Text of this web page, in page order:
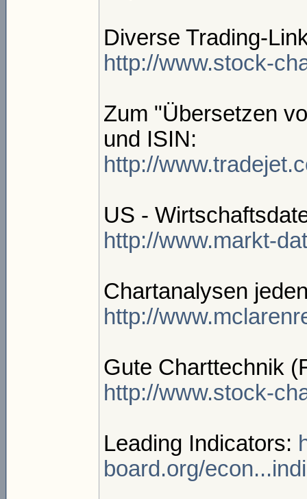
Diverse Trading-
http://www.stock-
Zum "Übersetzen
und ISIN:
http://
US -
http://www.markt-
Chartanalysen
http://
Gute Charttechnik
http://www.stock-
Leading Indicators:
board.org/